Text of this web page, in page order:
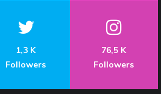
1,3 K
Followers
76,5 K
Followers